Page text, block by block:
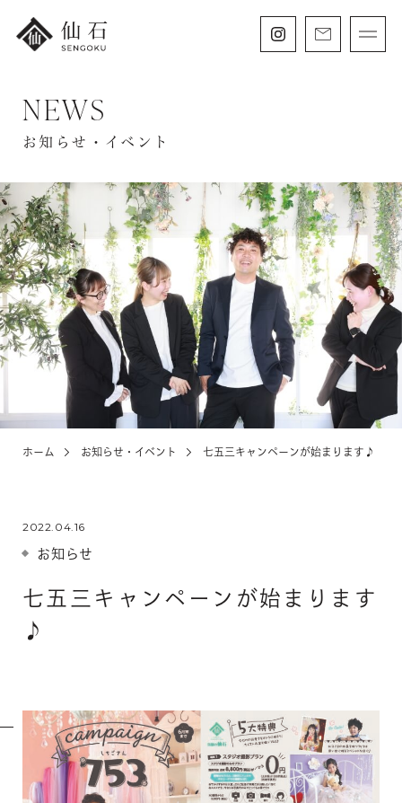
FURISODE 振袖・紋付袴レンタル
HAKAMA 卒業袴レンタル
SHICHIGOSAN
七五三・
にぶんのいち成人式
WEDDING フォトウェディング
KIDS
ABOUT
NEWS
お問い合わせ・来店予約
NEWS
お知らせ・イベント
ホーム お知らせ・イベント 七五三キャンペーンが始まります♪
2022.04.16
お知らせ
七五三キャンペーンが始まります
♪